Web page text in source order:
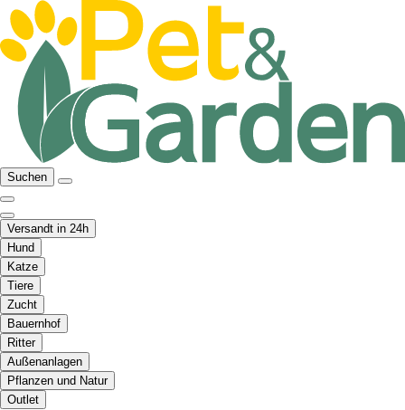
Suchen
Versandt in 24h
Hund
Katze
Tiere
Zucht
Bauernhof
Ritter
Außenanlagen
Pflanzen und Natur
Outlet